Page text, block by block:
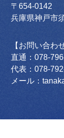
〒654-0142
兵庫県神戸市
【お問い合わ
直通：078-
代表：078-
メール：